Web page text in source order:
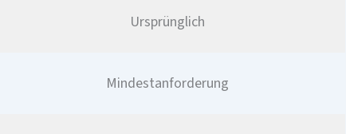
Ursprünglich
Mindestanforderung